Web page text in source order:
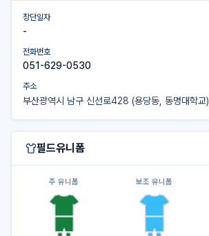
창단일자
-
전화번호
051-629-0530
주소
부산광역시 남구 신선로428 (용당동, 동명대학교)
필드유니폼
주 유니폼 보조 유니폼